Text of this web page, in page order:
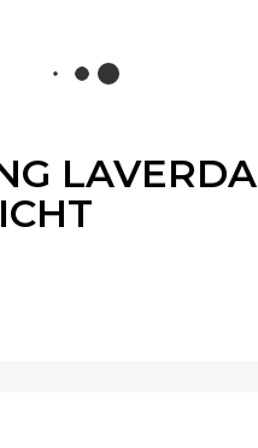
LAVERDA